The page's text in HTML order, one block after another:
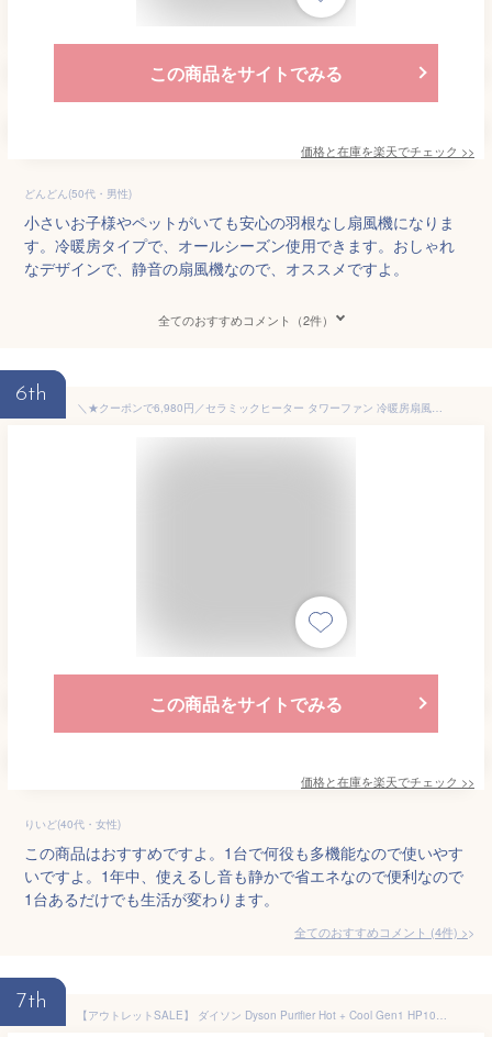
この商品をサイトでみる
価格と在庫を楽天でチェック >>
どんどん(50代・男性)
小さいお子様やペットがいても安心の羽根なし扇風機になりま
す。冷暖房タイプで、オールシーズン使用できます。おしゃれ
なデザインで、静音の扇風機なので、オススメですよ。
全てのおすすめコメント（2件）
6th
＼★クーポンで6,980円／セラミックヒーター タワーファン 冷暖房扇風機 空気清浄MAX ヒーター 羽なし 安全 省エネ 冷暖両用 空気清浄機 節電 暖房器具 風量調節 静音 冷風機 サーキュレーター DCモーター 自動首振り 空気循環 リビング 梅雨 衣類乾燥
この商品をサイトでみる
価格と在庫を楽天でチェック >>
りいど(40代・女性)
この商品はおすすめですよ。1台で何役も多機能なので使いやす
いですよ。1年中、使えるし音も静かで省エネなので便利なので
1台あるだけでも生活が変わります。
全てのおすすめコメント (4件) >
7th
【アウトレットSALE】 ダイソン Dyson Purifier Hot + Cool Gen1 HP10WW 空気清浄ファンヒーター 暖房 ヒーター 空気清浄機 ホワイト/ホワイト ダイソン公式 新品 1位 ダイソン 羽なし 扇風機 ダイソン扇風機 扇風機ダイソン